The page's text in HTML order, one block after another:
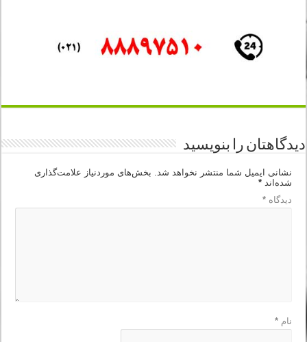
دیدگاهتان را بنویسید
نشانی ایمیل شما منتشر نخواهد شد.
بخش‌های موردنیاز علامت‌گذاری
شده‌اند*
دیدگاه*
نام*